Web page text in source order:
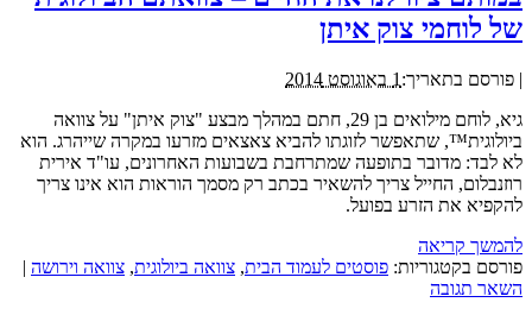
של לוחמי צוק איתן
| פורסם בתאריך: 1 באוגוסט 2014
גיא, לוחם מילואים בן 29, חתם במהלך מבצע "צוק איתן" על צוואה
ביולוגית™, שתאפשר לזוגתו להביא צאצאים מזרעו במקרה שייהרג. הוא
לא לבד: מדובר בתופעה שמתרחבת בשבועות האחרונים, עו"ד אירית
רוזנבלום, החייל צריך להשאיר בכתב רק מסמך הוראות הוא אינו צריך
להקפיא את הזרע בפועל.
להמשך קריאה
פורסם בקטגוריות: פוסטים לעמוד הבית, צוואה ביולוגית, צוואה וירושה |
השאר תגובה